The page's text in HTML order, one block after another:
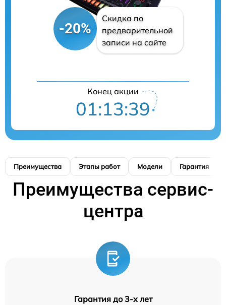
-20%
Скидка по
предварительной
записи на сайте
Конец акции
01:13:38
Преимущества Этапы работ Модели Гарантия
Преимущества сервис-
центра
Гарантия до 3-х лет